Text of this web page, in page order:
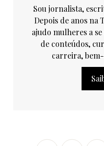
Sou jornalista,
Depois de anos na
ajudo mulheres a
de conteúdos,
carreira,